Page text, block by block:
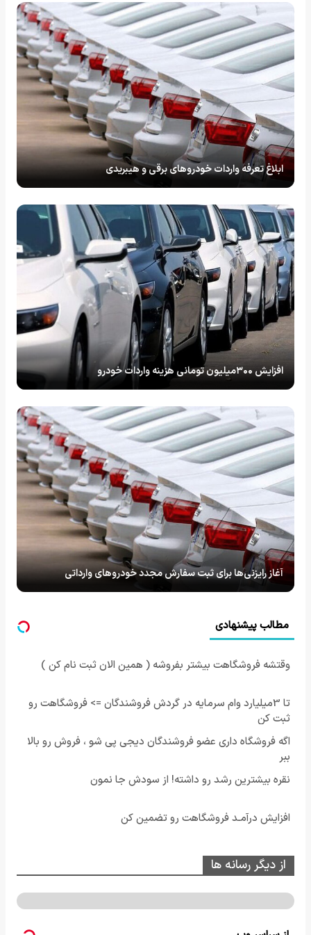
ابلاغ تعرفه واردات خودروهای برقی و هیبریدی
افزایش ۳۰۰میلیون تومانی هزینه واردات خودرو
آغاز رایزنی‌ها برای ثبت سفارش مجدد خودروهای وارداتی
مطالب پیشنهادی
وقتشه فروشگاهت بیشتر بفروشه ( همین الان ثبت نام کن )
تا 3میلیارد وام سرمایه در گردش فروشندگان => فروشگاهت رو
ثبت کن
اگه فروشگاه داری عضو فروشندگان دیجی پی شو ، فروش رو بالا
ببر
نقره بیشترین رشد رو داشته! از سودش جا نمون
افزایش درآمـد فروشگاهت رو تضمین کن
از دیگر رسانه ها